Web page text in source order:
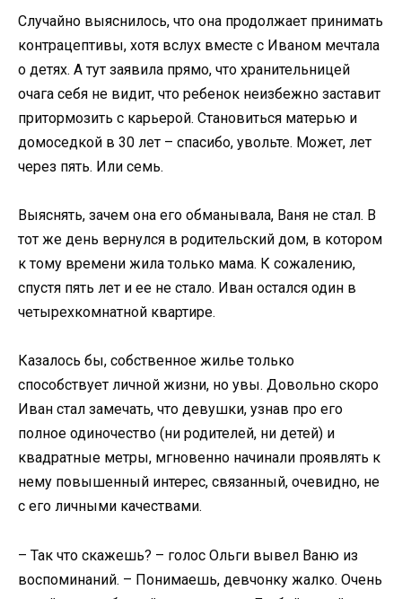
Случайно выяснилось, что она продолжает принимать
контрацептивы, хотя вслух вместе с Иваном мечтала
о детях. А тут заявила прямо, что хранительницей
очага себя не видит, что ребенок неизбежно заставит
притормозить с карьерой. Становиться матерью и
домоседкой в 30 лет – спасибо, увольте. Может, лет
через пять. Или семь.
Выяснять, зачем она его обманывала, Ваня не стал. В
тот же день вернулся в родительский дом, в котором
к тому времени жила только мама. К сожалению,
спустя пять лет и ее не стало. Иван остался один в
четырехкомнатной квартире.
Казалось бы, собственное жилье только
способствует личной жизни, но увы. Довольно скоро
Иван стал замечать, что девушки, узнав про его
полное одиночество (ни родителей, ни детей) и
квадратные метры, мгновенно начинали проявлять к
нему повышенный интерес, связанный, очевидно, не
с его личными качествами.
– Так что скажешь? – голос Ольги вывел Ваню из
воспоминаний. – Понимаешь, девчонку жалко. Очень